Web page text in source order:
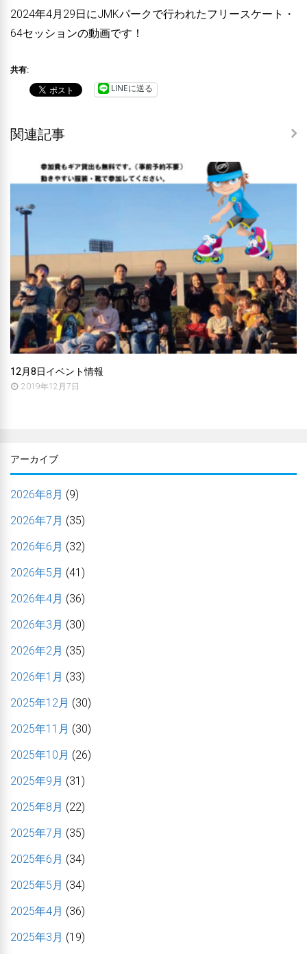
2024年4月29日にJMKパークで行われたフリースケート・
64セッションの動画です！
共有:
LINEに送る
関連記事
12月8日イベント情報
2019年12月7日
アーカイブ
2026年8月 (9)
2026年7月 (35)
2026年6月 (32)
2026年5月 (41)
2026年4月 (36)
2026年3月 (30)
2026年2月 (35)
2026年1月 (33)
2025年12月 (30)
2025年11月 (30)
2025年10月 (26)
2025年9月 (31)
2025年8月 (22)
2025年7月 (35)
2025年6月 (34)
2025年5月 (34)
2025年4月 (36)
2025年3月 (19)